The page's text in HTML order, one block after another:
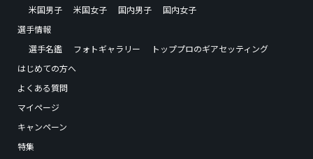
米国男子
米国女子 国内男子
国内女子
選手情報
選手名鑑
フォトギャラリー
トッププロのギアセッティング
はじめての方へ
よくある質問
マイページ
キャンペーン
特集